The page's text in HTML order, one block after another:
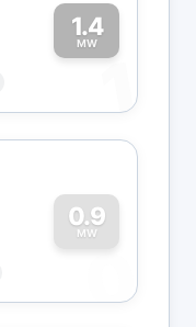
1.4
MW
1
0.9
MW
0